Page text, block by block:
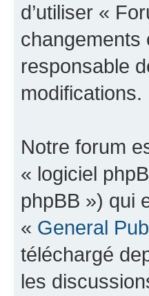
d’utiliser «
changements
responsable
modifications.
Notre forum
« logiciel
phpBB ») qui
« General
téléchargé
les